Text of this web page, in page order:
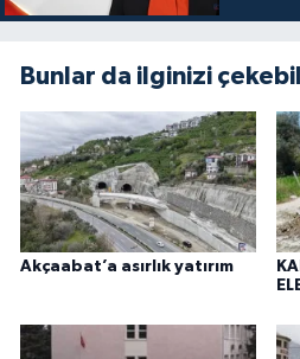
Bunlar da ilginizi
Akçaabat’a asırlık yatırım